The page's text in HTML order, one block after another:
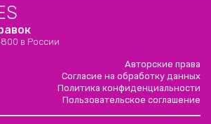
в России
Авторские права
Согласие на обработку данных
Политика конфиденциальности
Пользовательское соглашение